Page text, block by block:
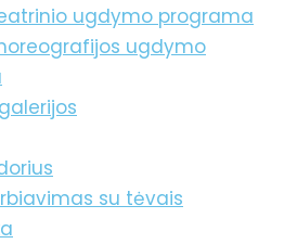
ugdymo programa
ugdymo
su tėvais